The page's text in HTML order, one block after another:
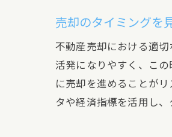
売却のタイミングを
不動産売却における適
活発になりやすく、こ
に売却を進めることが
タや経済指標を活用し